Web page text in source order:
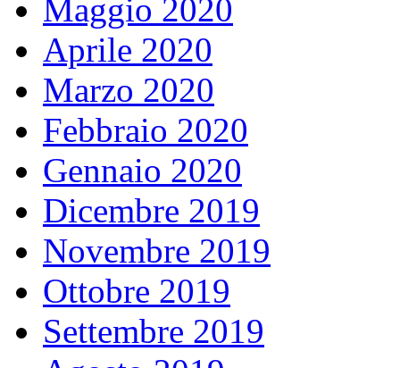
Maggio 2020
Aprile 2020
Marzo 2020
Febbraio 2020
Gennaio 2020
Dicembre 2019
Novembre 2019
Ottobre 2019
Settembre 2019